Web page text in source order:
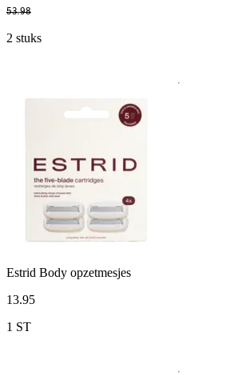
53.98
2 stuks
Estrid Body opzetmesjes
13.95
1 ST